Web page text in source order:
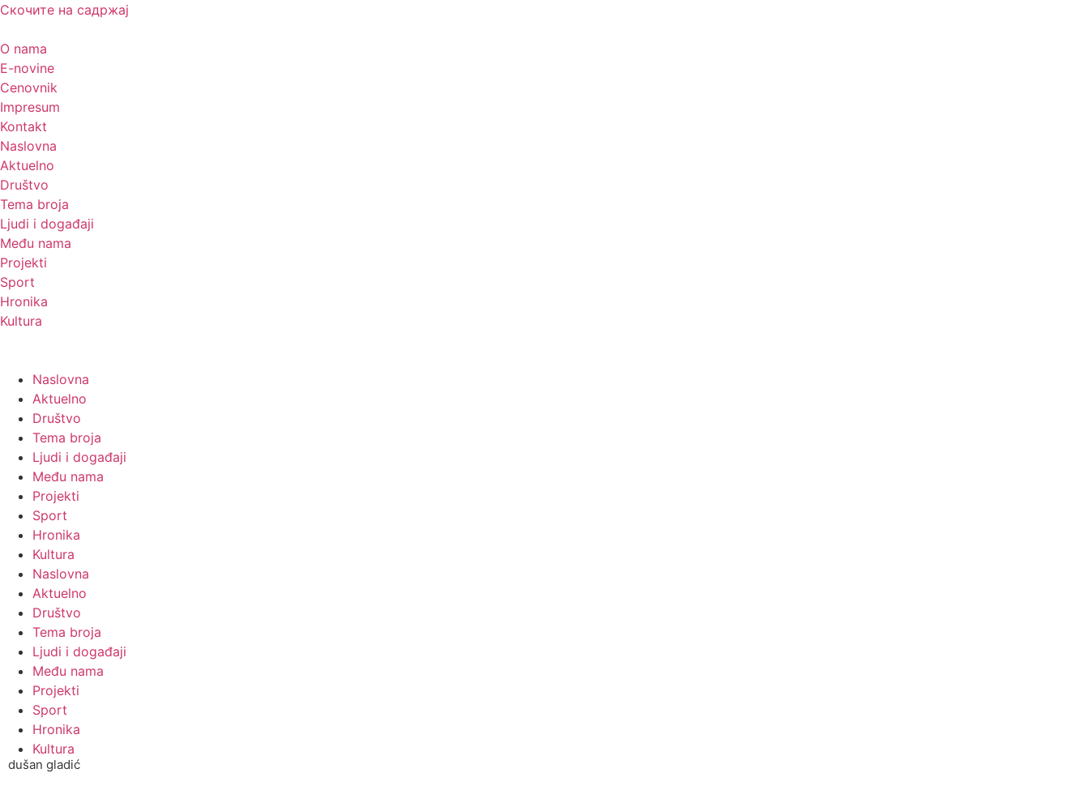
Скочите на садржај
O nama
E-novine
Cenovnik
Impresum
Kontakt
Naslovna
Aktuelno
Društvo
Tema broja
Ljudi i događaji
Među nama
Projekti
Sport
Hronika
Kultura
Naslovna
Aktuelno
Društvo
Tema broja
Ljudi i događaji
Među nama
Projekti
Sport
Hronika
Kultura
Naslovna
Aktuelno
Društvo
Tema broja
Ljudi i događaji
Među nama
Projekti
Sport
Hronika
Kultura
dušan gladić